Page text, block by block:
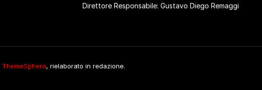
Direttore Responsabile: Gustavo Diego Remaggi
ThemeSphere, rielaborato in redazione.